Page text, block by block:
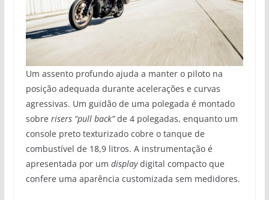
Um assento profundo ajuda a manter o piloto na
posição adequada durante acelerações e curvas
agressivas. Um guidão de uma polegada é montado
sobre risers “pull back”de 4 polegadas, enquanto um
console preto texturizado cobre o tanque de
combustível de 18,9 litros. A instrumentação é
apresentada por um displaydigital compacto que
confere uma aparência customizada sem medidores.